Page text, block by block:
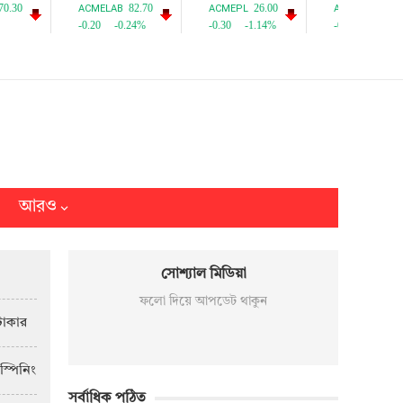
আরও
সোশ্যাল মিডিয়া
ফলো দিয়ে আপডেট থাকুন
সর্বাধিক পঠিত